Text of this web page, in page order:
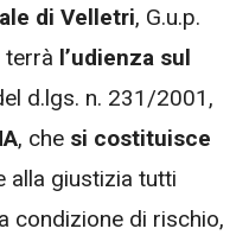
di Velletri, G.u.p.
terrà l’udienza sul
d.lgs. n. 231/2001,
, che si costituisce
alla giustizia tutti
condizione di rischio,